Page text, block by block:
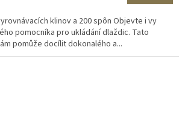
klinov a 200 spôn Objevte i vy
pomocníka pro ukládání dlaždic. Tato
pomůže docílit dokonalého a...